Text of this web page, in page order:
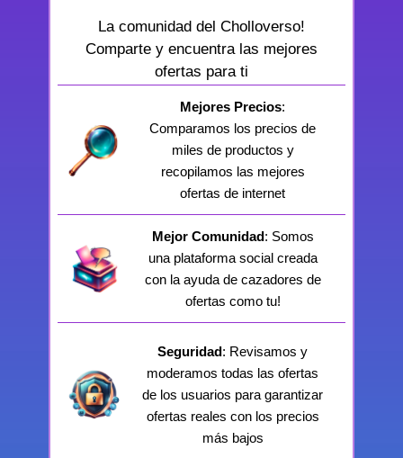
La comunidad del Cholloverso!
Comparte y encuentra las mejores
ofertas para ti
Mejores Precios:
Comparamos los precios de
miles de productos y
recopilamos las mejores
ofertas de internet
Mejor Comunidad: Somos
una plataforma social creada
con la ayuda de cazadores de
ofertas como tu!
Seguridad: Revisamos y
moderamos todas las ofertas
de los usuarios para garantizar
ofertas reales con los precios
más bajos